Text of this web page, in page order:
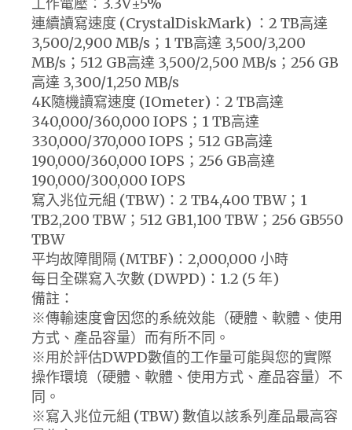
工作電壓：3.3V±5%
連續讀寫速度 (CrystalDiskMark) ：2 TB高達
3,500/2,900 MB/s；1 TB高達 3,500/3,200
MB/s；512 GB高達 3,500/2,500 MB/s；256 GB
高達 3,300/1,250 MB/s
4K隨機讀寫速度 (IOmeter)：2 TB高達
340,000/360,000 IOPS；1 TB高達
330,000/370,000 IOPS；512 GB高達
190,000/360,000 IOPS；256 GB高達
190,000/300,000 IOPS
寫入兆位元組 (TBW)：2 TB4,400 TBW；1
TB2,200 TBW；512 GB1,100 TBW；256 GB550
TBW
平均故障間隔 (MTBF)：2,000,000 小時
每日全碟寫入次數 (DWPD)：1.2 (5 年)
備註：
※傳輸速度會因您的系統效能（硬體、軟體、使用
方式、產品容量）而有所不同。
※用於評估DWPD數值的工作量可能與您的實際
操作環境（硬體、軟體、使用方式、產品容量）不
同。
※寫入兆位元組 (TBW) 數值以該系列產品最高容